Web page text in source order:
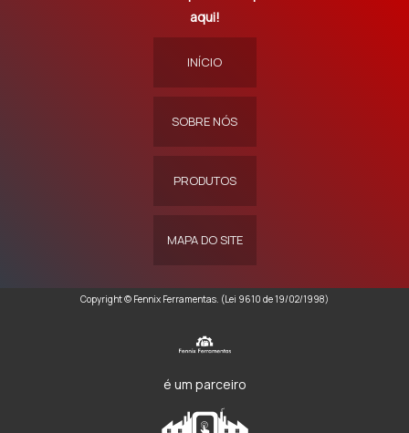
aqui!
INÍCIO
SOBRE NÓS
PRODUTOS
MAPA DO SITE
Copyright © Fennix Ferramentas. (Lei 9610 de 19/02/1998)
é um parceiro